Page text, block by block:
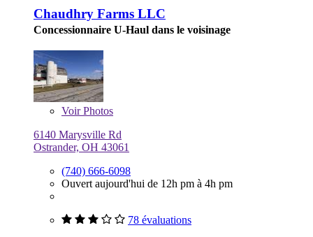
Chaudhry Farms LLC
Concessionnaire U-Haul dans le voisinage
VoirPhotos
6140 Marysville Rd
Ostrander, OH 43061
(740) 666-6098
Ouvert aujourd'hui de 12h pm à 4h pm
78 évaluations